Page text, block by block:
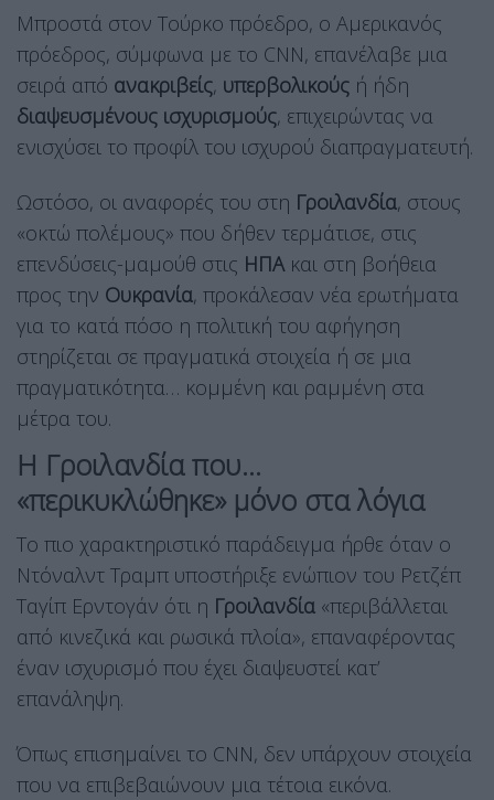
Μπροστά στον Τούρκο πρόεδρο, ο Αμερικανός
πρόεδρος, σύμφωνα με το CNN, επανέλαβε μια
σειρά από ανακριβείς, υπερβολικούς ή ήδη
διαψευσμένους ισχυρισμούς, επιχειρώντας να
ενισχύσει το προφίλ του ισχυρού διαπραγματευτή.
Ωστόσο, οι αναφορές του στη Γροιλανδία, στους
«οκτώ πολέμους» που δήθεν τερμάτισε, στις
επενδύσεις-μαμούθ στις ΗΠΑκαι στη βοήθεια
προς την Ουκρανία, προκάλεσαν νέα ερωτήματα
για το κατά πόσο η πολιτική του αφήγηση
στηρίζεται σε πραγματικά στοιχεία ή σε μια
πραγματικότητα… κομμένη και ραμμένη στα
μέτρα του.
Η Γροιλανδία που…
«περικυκλώθηκε» μόνο στα λόγια
Το πιο χαρακτηριστικό παράδειγμα ήρθε όταν ο
Ντόναλντ Τραμπ υποστήριξε ενώπιον του Ρετζέπ
Ταγίπ Ερντογάν ότι η Γροιλανδία «περιβάλλεται
από κινεζικά και ρωσικά πλοία», επαναφέροντας
έναν ισχυρισμό που έχει διαψευστεί κατ’
επανάληψη.
Όπως επισημαίνει το CNN, δεν υπάρχουν στοιχεία
που να επιβεβαιώνουν μια τέτοια εικόνα.